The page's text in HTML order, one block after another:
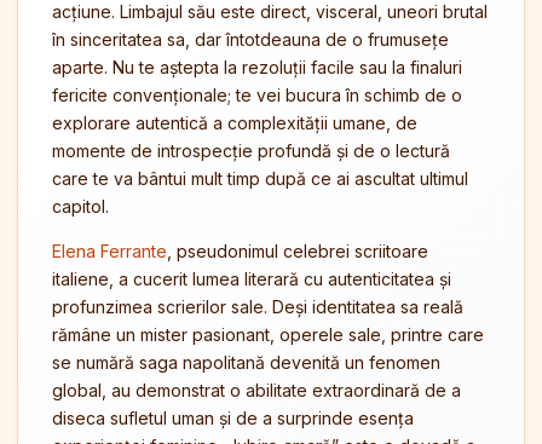
acțiune. Limbajul său este direct, visceral, uneori brutal
în sinceritatea sa, dar întotdeauna de o frumusețe
aparte. Nu te aștepta la rezoluții facile sau la finaluri
fericite convenționale; te vei bucura în schimb de o
explorare autentică a complexității umane, de
momente de introspecție profundă și de o lectură
care te va bântui mult timp după ce ai ascultat ultimul
capitol.
Elena Ferrante , pseudonimul celebrei scriitoare
italiene, a cucerit lumea literară cu autenticitatea și
profunzimea scrierilor sale. Deși identitatea sa reală
rămâne un mister pasionant, operele sale, printre care
se numără saga napolitană devenită un fenomen
global, au demonstrat o abilitate extraordinară de a
diseca sufletul uman și de a surprinde esența